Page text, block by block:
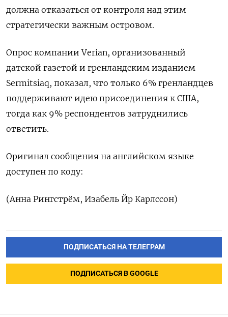
должна отказаться от контроля над этим
стратегически важным островом.
Опрос компании Verian, организованный
датской газетой и гренландским изданием
Sermitsiaq, показал, что только 6% гренландцев
поддерживают идею присоединения к США,
тогда как 9% респондентов затруднились
ответить.
Оригинал сообщения на английском языке
доступен по коду:
(Анна Рингстрём, Изабель Йр Карлссон)
ПОДПИСАТЬСЯ НА ТЕЛЕГРАМ
ПОДПИСАТЬСЯ В GOOGLE